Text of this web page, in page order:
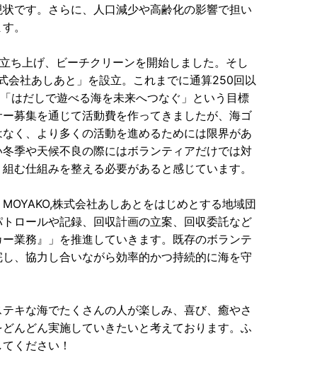
です。さらに、人口減少や高齢化の影響で担い
。
ち上げ、ビーチクリーンを開始しました。そし
社あしあと」を設立。これまでに通算250回以
はだしで遊べる海を未来へつなぐ」という目標
募集を通じて活動費を作ってきましたが、海ゴ
く、より多くの活動を進めるためには限界があ
季や天候不良の際にはボランティアだけでは対
む仕組みを整える必要があると感じています。
株式会社あしあとをはじめとする地域団
ロールや記録、回収計画の立案、回収委託など
業務』」を推進していきます。既存のボランテ
、協力し合いながら効率的かつ持続的に海を守
キな海でたくさんの人が楽しみ、喜び、癒やさ
んどん実施していきたいと考えております。ふ
ください！